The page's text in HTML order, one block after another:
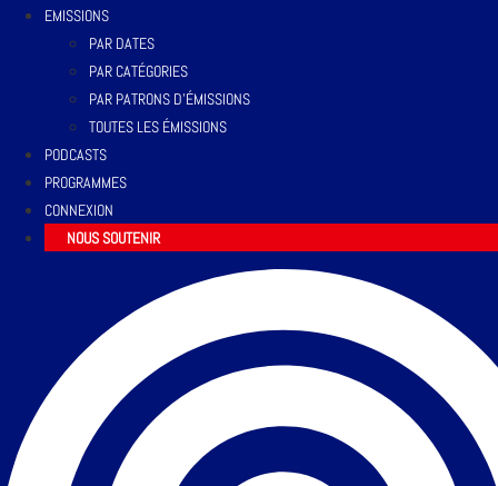
EMISSIONS
PAR DATES
PAR CATÉGORIES
PAR PATRONS D’ÉMISSIONS
TOUTES LES ÉMISSIONS
PODCASTS
PROGRAMMES
CONNEXION
NOUS SOUTENIR